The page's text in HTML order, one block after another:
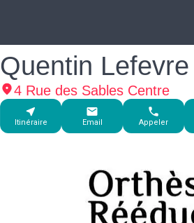
Quentin Lefevre
4 Rue des Sables Centre
Itinéraire Email Appeler